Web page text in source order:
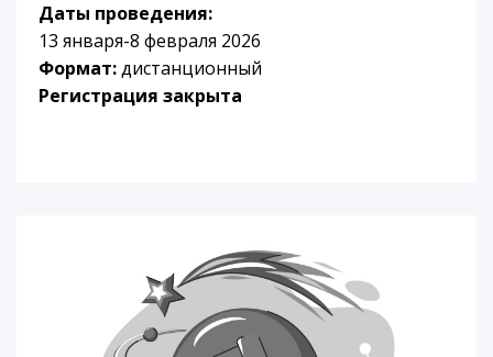
Даты проведения:
13 января-8 февраля 2026
Формат:дистанционный
Регистрация закрыта